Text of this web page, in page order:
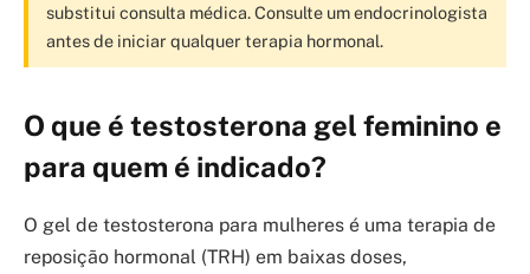
substitui consulta médica. Consulte um endocrinologista
antes de iniciar qualquer terapia hormonal.
O que é testosterona gel feminino e
para quem é indicado?
O gel de testosterona para mulheres é uma terapia de
reposição hormonal (TRH) em baixas doses,